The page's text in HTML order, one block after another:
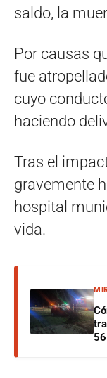
saldo, la
Por causas
fue
cuyo
haciendo
Tras el
gravemente
hospital
vida.
56